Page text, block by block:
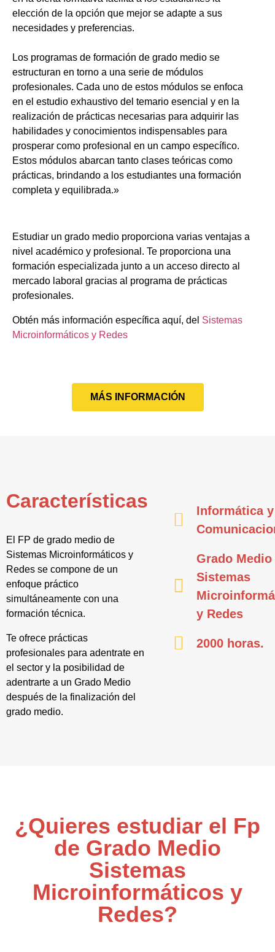
elección de la opción que mejor se adapte a sus
necesidades y preferencias.
Los programas de formación de grado medio se
estructuran en torno a una serie de módulos
profesionales. Cada uno de estos módulos se enfoca
en el estudio exhaustivo del temario esencial y en la
realización de prácticas necesarias para adquirir las
habilidades y conocimientos indispensables para
prosperar como profesional en un campo específico.
Estos módulos abarcan tanto clases teóricas como
prácticas, brindando a los estudiantes una formación
completa y equilibrada.»
Estudiar un grado medio proporciona varias ventajas a
nivel académico y profesional. Te proporciona una
formación especializada junto a un acceso directo al
mercado laboral gracias al programa de prácticas
profesionales.
Obtén más información específica aquí, del Sistemas
Microinformáticos y Redes
MÁS INFORMACIÓN
Características
El FP de grado medio de
Sistemas Microinformáticos y
Redes se compone de un
enfoque práctico
simultáneamente con una
formación técnica.
Te ofrece prácticas
profesionales para adentrate en
el sector y la posibilidad de
adentrarte a un Grado Medio
después de la finalización del
grado medio.
Informática y
Grado Medio
Sistemas
y Redes
2000 horas.
¿Quieres estudiar el Fp
de Grado Medio
Sistemas
Microinformáticos y
Redes?